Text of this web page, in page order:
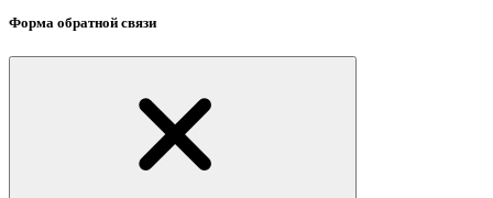
Форма обратной связи